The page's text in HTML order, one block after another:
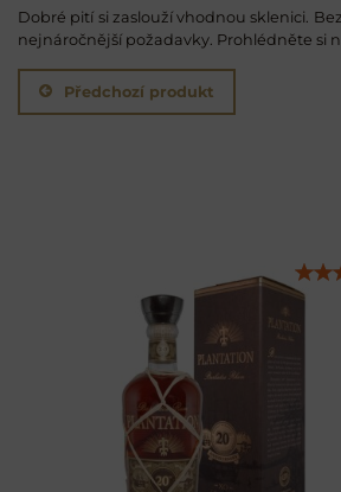
Dobré pití si zaslouží vhodnou sklenici.
nejnáročnější požadavky. Prohlédněte si
Předchozí produkt